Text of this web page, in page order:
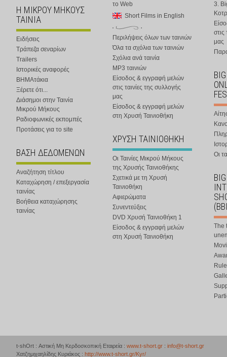
Η ΜΙΚΡΟΥ ΜΗΚΟΥΣ
ΤΑΙΝΙΑ
Ειδήσεις
Τράπεζα σεναρίων
Trailers
Ιστορικές αναφορές
ΒΗΜΑτάκια
Ξέρετε ότι...
Διάσημοι στην Ταινία
Μικρού Μήκους
Ραδιοφωνικές εκπομπές
Προτάσεις για το site
ΒΑΣΗ ΔΕΔΟΜΕΝΩΝ
Αναζήτηση τίτλου
Καταχώρηση / επεξεργασία
ταινίας
Βοήθεια καταχώρησης
ταινίας
το Web
Short Films in English
Περιλήψεις όλων των ταινιών
Όλα τα σχόλια των ταινιών
Σχόλια ανά ταινία
MP3 ταινιών
Είσοδος & εγγραφή μελών
στις ταινίες της συλλογής
μας
Είσοδος & εγγραφή μελών
στη Χρυσή Ταινιοθήκη
ΧΡΥΣΗ ΤΑΙΝΙΟΘΗΚΗ
Οι Ταινίες Μικρού Μήκους
της Χρυσής Ταινιοθήκης
Σχετικά με τη Χρυσή
Ταινιοθήκη
Αφιερώματα
Συνεντεύξεις
DVD Χρυσή Ταινιοθήκη 1
Είσοδος & εγγραφή μελών
στη Χρυσή Ταινιοθήκη
3.
στις
μας
Οι
The
t-shOrt : Αστική Μη Κερδοσκοπική Εταιρεία : www.t-short.gr : info@t-short.gr
Χατζημιχαηλίδης Κυριάκος : http://www.t-short.gr/Kyr/